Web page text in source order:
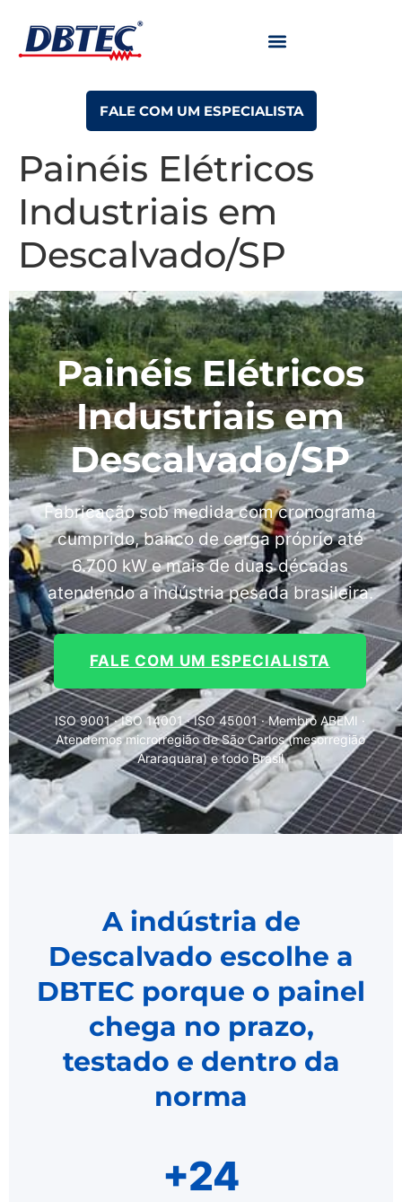
FALE COM UM ESPECIALISTA
Painéis Elétricos
Industriais em
Descalvado/SP
Painéis Elétricos
Industriais em
Descalvado/SP
Fabricação sob medida com cronograma
cumprido, banco de carga próprio até
6.700 kW e mais de duas décadas
atendendo a indústria pesada brasileira.
FALE COM UM ESPECIALISTA
ISO 9001 · ISO 14001 · ISO 45001 · Membro ABEMI ·
Atendemos microrregião de São Carlos (mesorregião
Araraquara) e todo Brasil
A indústria de
Descalvado escolhe a
DBTEC porque o painel
chega no prazo,
testado e dentro da
norma
+24